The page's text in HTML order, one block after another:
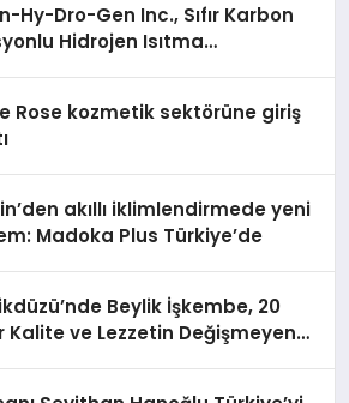
Hy-Dro-Gen Inc., Sıfır Karbon
Hidrojen Isıtma
Rose kozmetik sektörüne giriş
akıllı iklimlendirmede yeni
Madoka Plus Türkiye’de
Beylik İşkembe, 20
Kalite ve Lezzetin Değişmeyen